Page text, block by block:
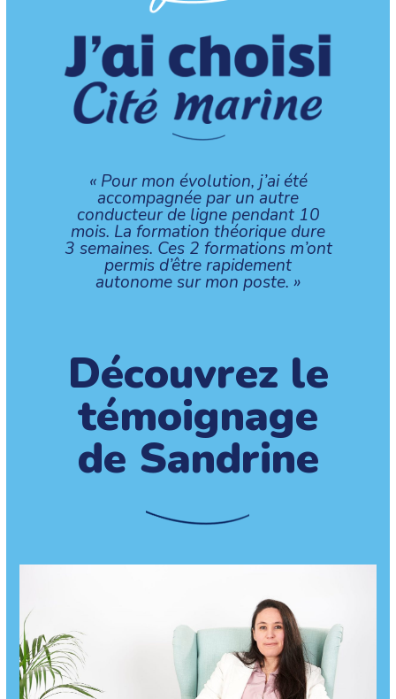
« Pour mon évolution, j’ai été
accompagnée par un autre
conducteur de ligne pendant 10
mois. La formation théorique dure
3 semaines. Ces 2 formations m’ont
permis d’être rapidement
autonome sur mon poste. »
Découvrez le
témoignage
de Sandrine